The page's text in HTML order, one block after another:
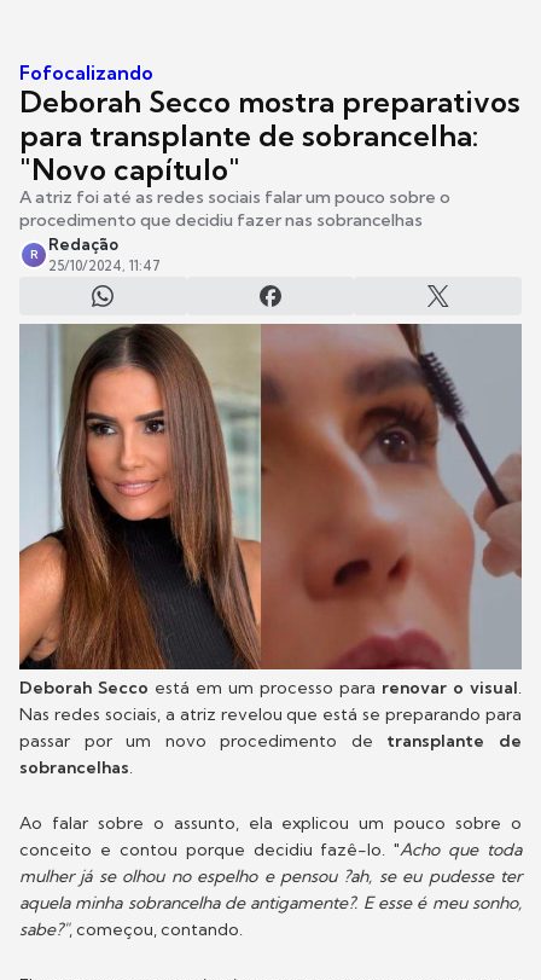
Fofocalizando
Deborah Secco mostra preparativos
para transplante de sobrancelha:
"Novo capítulo"
A atriz foi até as redes sociais falar um pouco sobre o
procedimento que decidiu fazer nas sobrancelhas
R
Redação
25/10/2024, 11:47
Deborah Secco está em um processo para renovar o visual.
Nas redes sociais, a atriz revelou que está se preparando para
passar por um novo procedimento de transplante de
sobrancelhas.
Ao falar sobre o assunto, ela explicou um pouco sobre o
conceito e contou porque decidiu fazê-lo. "Acho que toda
mulher já se olhou no espelho e pensou ?ah, se eu pudesse ter
aquela minha sobrancelha de antigamente?. E esse é meu sonho,
sabe?", começou, contando.